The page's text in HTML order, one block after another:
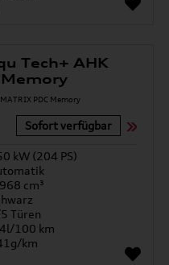
Tech+ AHK
Memory
Sofort verfügbar
kW (204 PS)
cm³
Türen
100 km
km